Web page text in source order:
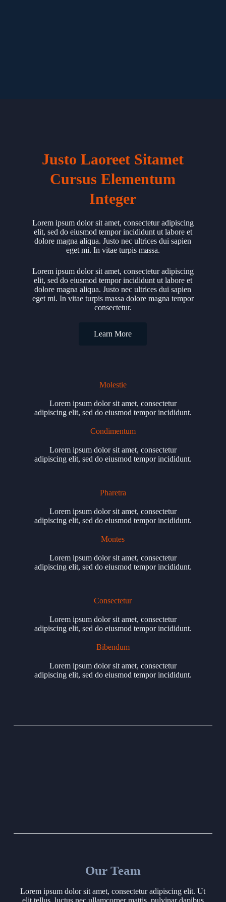
Justo Laoreet Sitamet
Cursus Elementum
Integer
Lorem ipsum dolor sit amet, consectetur adipiscing
elit, sed do eiusmod tempor incididunt ut labore et
dolore magna aliqua. Justo nec ultrices dui sapien
eget mi. In vitae turpis massa.
Lorem ipsum dolor sit amet, consectetur adipiscing
elit, sed do eiusmod tempor incididunt ut labore et
dolore magna aliqua. Justo nec ultrices dui sapien
eget mi. In vitae turpis massa dolore magna tempor
consectetur.
Learn More
Molestie
Lorem ipsum dolor sit amet, consectetur
adipiscing elit, sed do eiusmod tempor incididunt.
Condimentum
Lorem ipsum dolor sit amet, consectetur
adipiscing elit, sed do eiusmod tempor incididunt.
Pharetra
Lorem ipsum dolor sit amet, consectetur
adipiscing elit, sed do eiusmod tempor incididunt.
Montes
Lorem ipsum dolor sit amet, consectetur
adipiscing elit, sed do eiusmod tempor incididunt.
Consectetur
Lorem ipsum dolor sit amet, consectetur
adipiscing elit, sed do eiusmod tempor incididunt.
Bibendum
Lorem ipsum dolor sit amet, consectetur
adipiscing elit, sed do eiusmod tempor incididunt.
Our Team
Lorem ipsum dolor sit amet, consectetur adipiscing elit. Ut
elit tellus, luctus nec ullamcorper mattis, pulvinar dapibus